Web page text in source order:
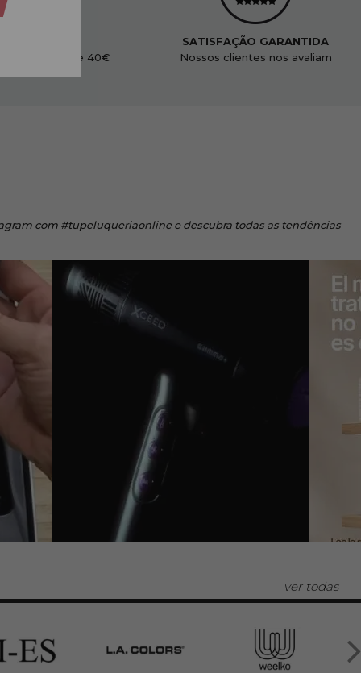
acima de 40€
SATISFAÇÃO GARANTIDA
Nossos clientes nos avaliam
com #tupeluqueriaonline e descubra todas as tendências
ver todas